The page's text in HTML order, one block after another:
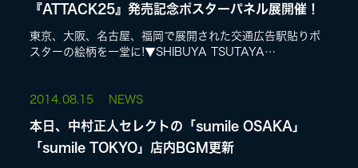
『ATTACK25』発売記念ポスターパネル展開催！
東京、大阪、名古屋、福岡で展開された交通広告駅貼りポ
スターの絵柄を一堂に!▼SHIBUYA TSUTAYA
2014. 08.15 NEWS
本日、中村正人セレクトの「sumile OSAKA」
「sumile TOKYO」店内BGM更新